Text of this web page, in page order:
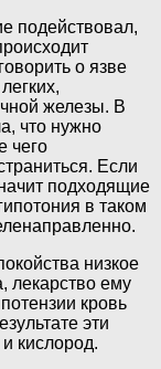
подействовал,
о язве
железы. В
что нужно
чего
Если
подходящие
в таком
низкое
лекарство ему
кровь
эти
кислород.